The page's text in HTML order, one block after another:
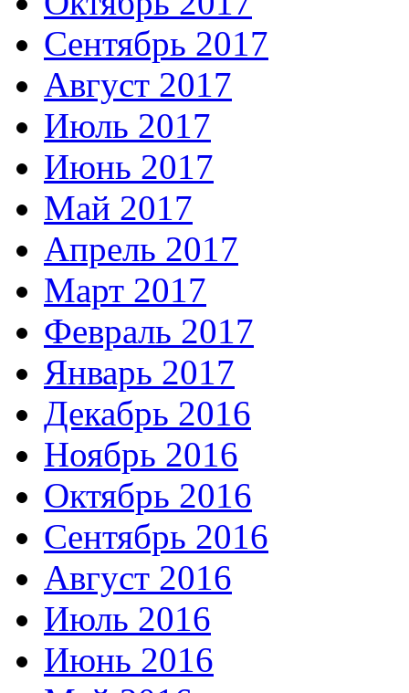
Сентябрь 2017
Август 2017
Июль 2017
Июнь 2017
Май 2017
Апрель 2017
Март 2017
Февраль 2017
Январь 2017
Декабрь 2016
Ноябрь 2016
Октябрь 2016
Сентябрь 2016
Август 2016
Июль 2016
Июнь 2016